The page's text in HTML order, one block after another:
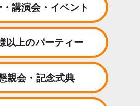
講演会・イベント
以上のパーティー
親会・記念式典